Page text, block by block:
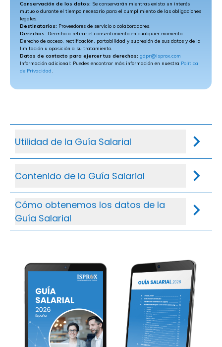
Conservación de los datos: Se conservarán mientras exista un interés
mutuo o durante el tiempo necesario para el cumplimiento de las obligaciones
legales.
Destinatarios: Proveedores de servicio o colaboradores.
Derechos: Derecho a retirar el consentimiento en cualquier momento.
Derecho de acceso, rectificación, portabilidad y supresión de sus datos y de la
limitación u oposición a su tratamiento.
Datos de contacto para ejercer tus derechos: gdpr@isprox.com
Información adicional: Puedes encontrar más información en nuestra Política
de Privacidad.
Utilidad de la Guía Salarial
Contenido de la Guía Salarial
Cómo obtenemos los datos de la
Guía Salarial